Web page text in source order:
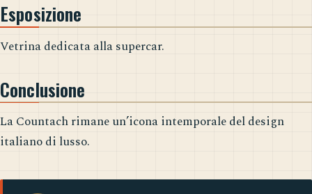
Esposizione
Vetrina dedicata alla supercar.
Conclusione
La Countach rimane un’icona intemporale del design
italiano di lusso.